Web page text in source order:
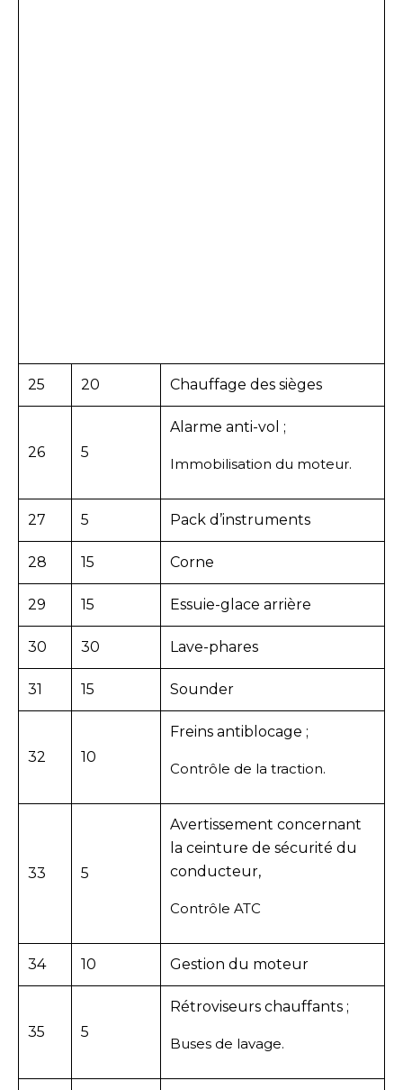
25 20 Chauffage des sièges
26 5
Alarme anti-vol ;
Immobilisation du moteur.
27 5 Pack d’instruments
28 15 Corne
29 15 Essuie-glace arrière
30 30 Lave-phares
31 15 Sounder
32 10
Freins antiblocage ;
Contrôle de la traction.
33 5
Avertissement concernant
la ceinture de sécurité du
conducteur,
Contrôle ATC
34 10 Gestion du moteur
35 5
Rétroviseurs chauffants ;
Buses de lavage.